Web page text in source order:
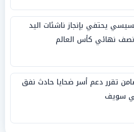
يحتفي بإنجاز ناشئات اليد
نهائي كأس العالم
تقرر دعم أسر ضحايا حادث نفق
سويف